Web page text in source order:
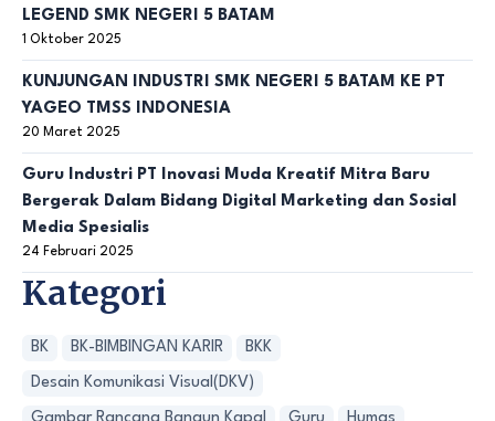
LEGEND SMK NEGERI 5 BATAM
1 Oktober 2025
KUNJUNGAN INDUSTRI SMK NEGERI 5 BATAM KE PT
YAGEO TMSS INDONESIA
20 Maret 2025
Guru Industri PT Inovasi Muda Kreatif Mitra Baru
Bergerak Dalam Bidang Digital Marketing dan Sosial
Media Spesialis
24 Februari 2025
Kategori
BK BK-BIMBINGAN KARIR BKK
Desain Komunikasi Visual(DKV)